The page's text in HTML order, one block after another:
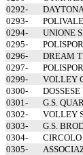
0292-
0293-
0294-
UNIONE
0295-
0296-
DREAM
0297-
0299-
VOLLEY
0300-
0301-
G.S.
0302-
VOLLEY
0303-
G.S.
0304-
0305-